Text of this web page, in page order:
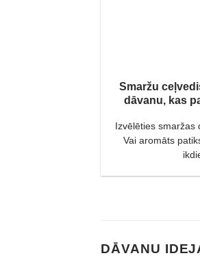
Smaržu
dāvanu, kas
Izvēlēties smaržas
Vai aromāts
DĀVANU